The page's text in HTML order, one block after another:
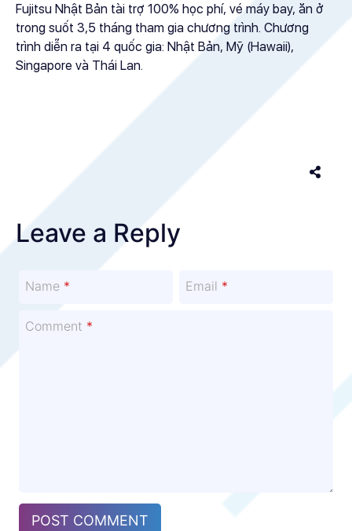
Fujitsu Nhật Bản tài trợ 100% học phí, vé máy bay, ăn ở
trong suốt 3,5 tháng tham gia chương trình. Chương
trình diễn ra tại 4 quốc gia: Nhật Bản, Mỹ (Hawaii),
Singapore và Thái Lan.
Leave a Reply
Comment *
Name * Email *